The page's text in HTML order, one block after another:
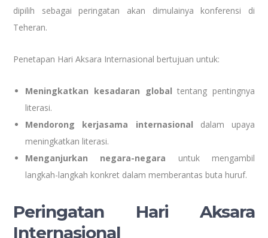
dipilih sebagai peringatan akan dimulainya konferensi di
Teheran.
Penetapan Hari Aksara Internasional bertujuan untuk:
Meningkatkan kesadaran global tentang pentingnya
literasi.
Mendorong kerjasama internasional dalam upaya
meningkatkan literasi.
Menganjurkan negara-negara untuk mengambil
langkah-langkah konkret dalam memberantas buta huruf.
Peringatan Hari Aksara
Internasional